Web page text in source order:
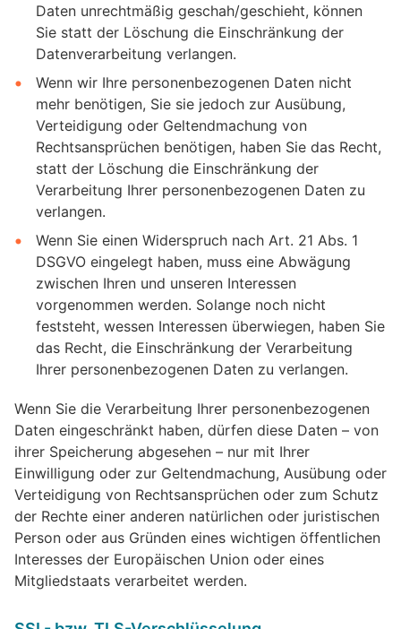
Daten unrechtmäßig geschah/geschieht, können
Sie statt der Löschung die Einschränkung der
Datenverarbeitung verlangen.
Wenn wir Ihre personenbezogenen Daten nicht
mehr benötigen, Sie sie jedoch zur Ausübung,
Verteidigung oder Geltendmachung von
Rechtsansprüchen benötigen, haben Sie das Recht,
statt der Löschung die Einschränkung der
Verarbeitung Ihrer personenbezogenen Daten zu
verlangen.
Wenn Sie einen Widerspruch nach Art. 21 Abs. 1
DSGVO eingelegt haben, muss eine Abwägung
zwischen Ihren und unseren Interessen
vorgenommen werden. Solange noch nicht
feststeht, wessen Interessen überwiegen, haben Sie
das Recht, die Einschränkung der Verarbeitung
Ihrer personenbezogenen Daten zu verlangen.
Wenn Sie die Verarbeitung Ihrer personenbezogenen
Daten eingeschränkt haben, dürfen diese Daten – von
ihrer Speicherung abgesehen – nur mit Ihrer
Einwilligung oder zur Geltendmachung, Ausübung oder
Verteidigung von Rechtsansprüchen oder zum Schutz
der Rechte einer anderen natürlichen oder juristischen
Person oder aus Gründen eines wichtigen öffentlichen
Interesses der Europäischen Union oder eines
Mitgliedstaats verarbeitet werden.